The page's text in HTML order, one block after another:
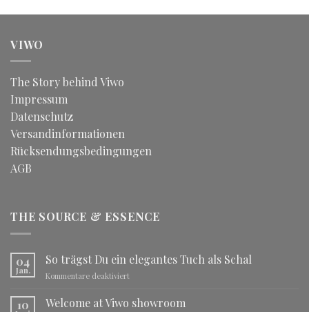
VIWO
The Story behind Viwo
Impressum
Datenschutz
Versandinformationen
Rücksendungsbedingungen
AGB
THE SOURCE & ESSENCE
04
Jan.
So trägst Du ein elegantes Tuch als Schal
Kommentare deaktiviert
trägst
10 Welcome at Viwo showroom